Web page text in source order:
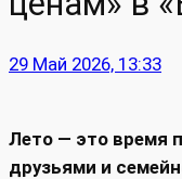
29 Май 2026, 13:33
Лето — это время
друзьями и